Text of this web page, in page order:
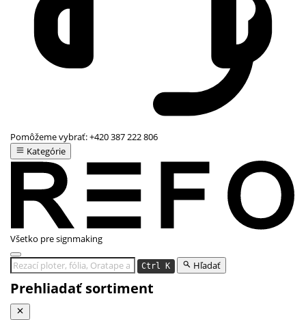
Pomôžeme vybrať:+420 387 222 806
Kategórie
Všetko pre signmaking
Ctrl K Hľadať
Prehliadať sortiment